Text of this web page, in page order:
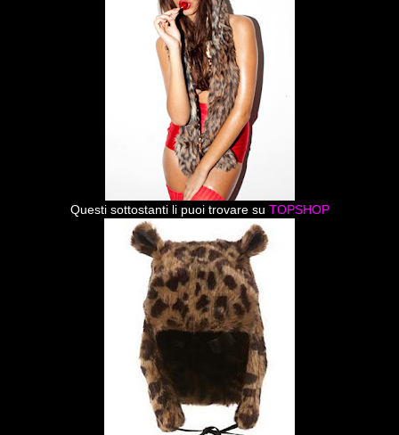
Questi sottostanti li puoi trovare su TOPSHOP